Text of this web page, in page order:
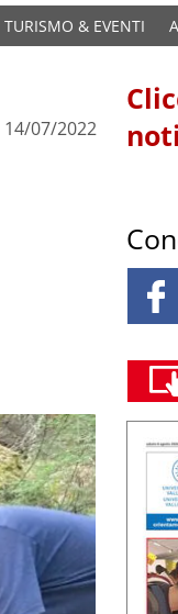
TURISMO & EVENTI
14/07/2022